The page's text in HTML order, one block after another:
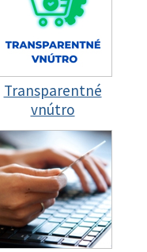
Transparentné
vnútro